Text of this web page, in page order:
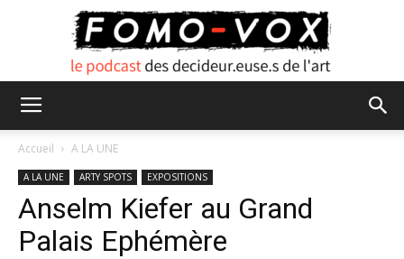
Accueil A LA UNE
A LA UNE ARTY SPOTS EXPOSITIONS
Anselm Kiefer au Grand
Palais Ephémère